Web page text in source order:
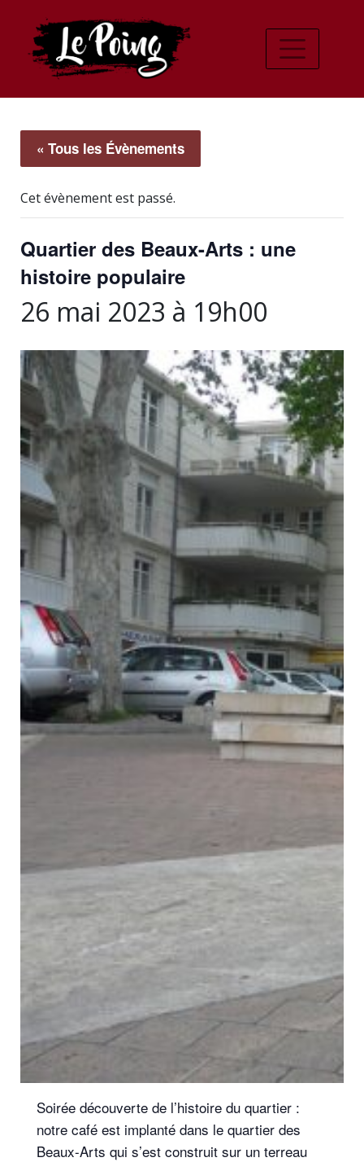
« Tous les Évènements
Cet évènement est passé.
Quartier des Beaux-Arts : une
histoire populaire
26 mai 2023 à 19h00
Soirée découverte de l’histoire du quartier :
notre café est implanté dans le quartier des
Beaux-Arts qui s’est construit sur un terreau